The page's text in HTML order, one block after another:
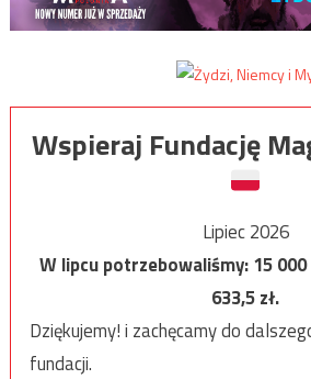
Wspieraj Fundację
Lipiec 2026
W lipcu potrzebowaliśmy:15 000
633,5zł.
Dziękujemy! i zachęcamy do
fundacji.